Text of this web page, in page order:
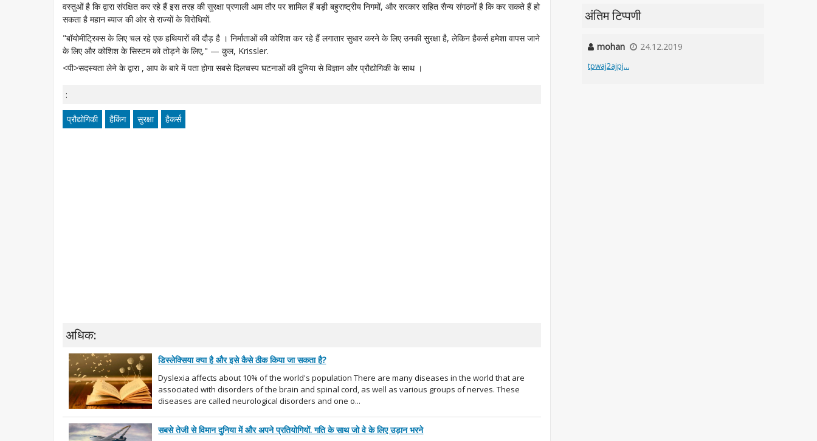
वस्तुओं है कि द्वारा संरक्षित कर रहे हैं इस तरह की सुरक्षा प्रणाली आम तौर पर शामिल हैं बड़ी बहुराष्ट्रीय निगमों, और सरकार सहित सैन्य संगठनों है कि कर सकते हैं हो
सकता है महान ब्याज की ओर से राज्यों के विरोधियों.
"बॉयोमीट्रिक्स के लिए चल रहे एक हथियारों की दौड़ है । निर्माताओं की कोशिश कर रहे हैं लगातार सुधार करने के लिए उनकी सुरक्षा है, लेकिन हैकर्स हमेशा वापस जाने
के लिए और कोशिश के सिस्टम को तोड़ने के लिए," — कुल, Krissler.
<पी>सदस्यता लेने के द्वारा , आप के बारे में पता होगा सबसे दिलचस्प घटनाओं की दुनिया से विज्ञान और प्रौद्योगिकी के साथ ।
:
प्रौद्योगिकी हैकिंग सुरक्षा हैकर्स
अधिक:
डिस्लेक्सिया क्या है और इसे कैसे ठीक किया जा सकता है?
Dyslexia affects about 10% of the world's population There are many diseases in the world that are
associated with disorders of the brain and spinal cord, as well as various groups of nerves. These
diseases are called neurological disorders and one o...
सबसे तेजी से विमान दुनिया में और अपने प्रतियोगियों. गति के साथ जो वे के लिए उड़ान भरने
अंतिम टिप्पणी
mohan 24.12.2019
tpwaj2ajpj...